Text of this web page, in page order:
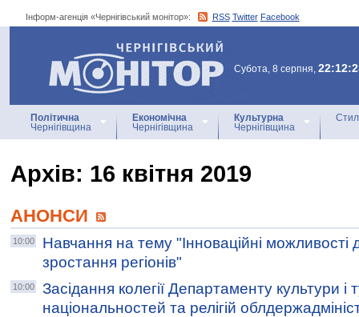
Інформ-агенція «Чернігівський монітор»: RSS Twitter Facebook
Інформ-агенція
«Чернігівський монітор»
Субота, 8 серпня,
Політична
Чернігівщина
Економічна
Чернігівщина
Культурна
Чернігівщина
Архiв: 16 квітня 2019
АНОНСИ
10:00
Навчання на тему "Інноваційні можливості
зростання регіонів"
10:00
Засідання колегії Департаменту культури і
національностей та релігій